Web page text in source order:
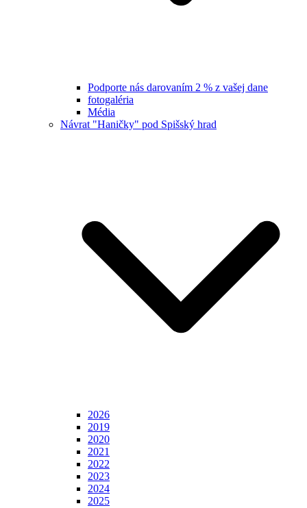
Podporte nás darovaním 2 % z vašej dane
fotogaléria
Média
Návrat "Haničky" pod Spišský hrad
2026
2019
2020
2021
2022
2023
2024
2025